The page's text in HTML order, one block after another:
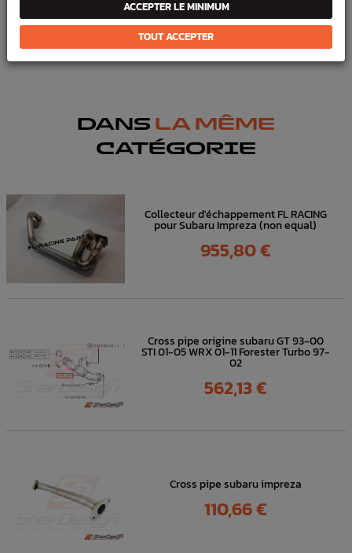
FICHE TECHNIQUE
Échappement
Visseries & Joints
DANS LA MÊME
CATÉGORIE
Collecteur d'échappement FL RACING
pour Subaru Impreza (non equal)
Prix
955,80 €
Cross pipe origine subaru GT 93-00
STI 01-05 WRX 01-11 Forester Turbo 97-
02
Prix
562,13 €
Cross pipe subaru impreza
Prix
110,66 €
ACCEPTER LE MINIMUM
TOUT ACCEPTER